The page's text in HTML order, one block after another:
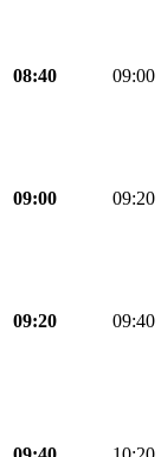
08:40 09:00
09:00 09:20
09:20 09:40